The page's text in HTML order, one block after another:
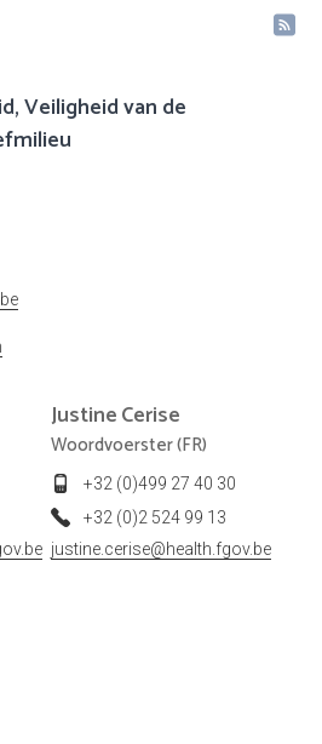
Veiligheid van de
JustineCerise
Woordvoerster (FR)
+32 (0)499 27 40 30
+32 (0)2 524 99 13
justine.cerise@health.fgov.be